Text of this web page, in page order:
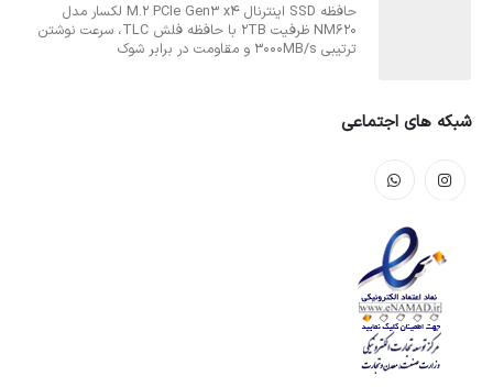
حافظه SSD اینترنال M.2 PCIe Gen3 x4 لکسار مدل
NM620 ظرفیت 2TB با حافظه فلش TLC، سرعت نوشتن
ترتیبی 3000MB/s و مقاومت در برابر شوک
شبکه های اجتماعی